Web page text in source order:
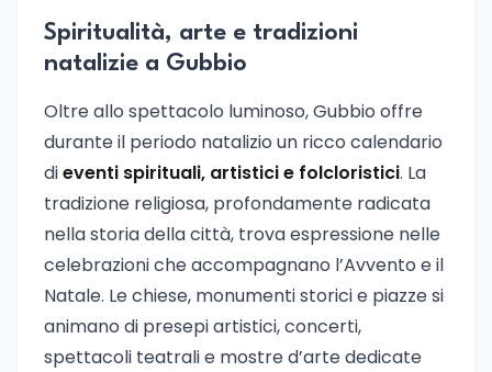
Spiritualità, arte e tradizioni
natalizie a Gubbio
Oltre allo spettacolo luminoso, Gubbio offre
durante il periodo natalizio un ricco calendario
dieventi spirituali, artistici e folcloristici. La
tradizione religiosa, profondamente radicata
nella storia della città, trova espressione nelle
celebrazioni che accompagnano l’Avvento e il
Natale. Le chiese, monumenti storici e piazze si
animano di presepi artistici, concerti,
spettacoli teatrali e mostre d’arte dedicate